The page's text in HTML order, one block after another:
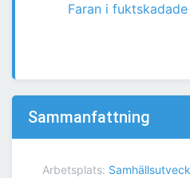
Faran i fuktskadade
Sammanfattning
Arbetsplats: